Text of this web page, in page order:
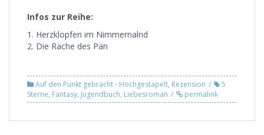
Infos zur Reihe:
1. Herzklopfen im Nimmernalnd
2. Die Rache des Pan
Auf den Punkt gebracht - Hochgestapelt, Rezension
5
Sterne, Fantasy, Jugendbuch, Liebesroman permalink